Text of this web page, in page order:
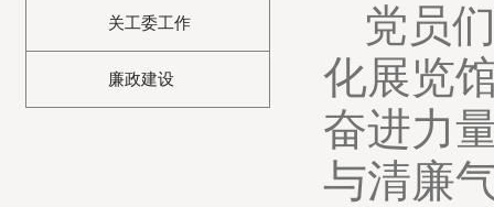
关工委工作
廉政建设
党员
化展览
奋进力
与清廉